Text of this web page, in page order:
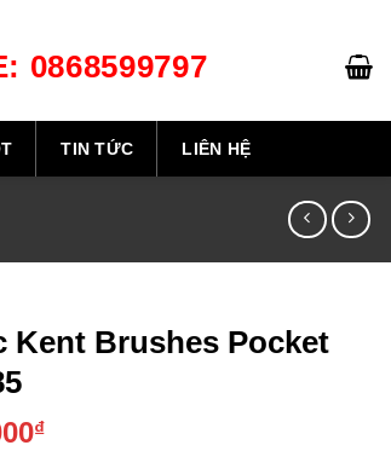
0868599797
TIN TỨC LIÊN HỆ
Brushes Pocket
₫Current